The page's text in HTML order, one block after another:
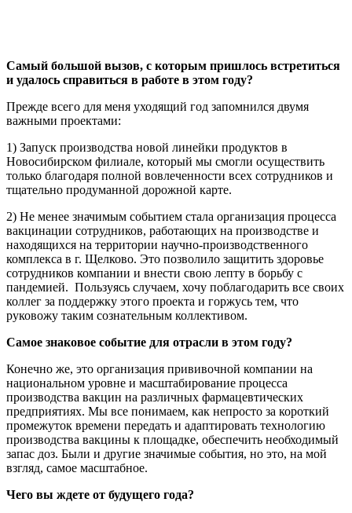
Самый большой вызов, с которым пришлось встретиться
и удалось справиться в работе в этом году?
Прежде всего для меня уходящий год запомнился двумя
важными проектами:
1) Запуск производства новой линейки продуктов в
Новосибирском филиале, который мы смогли осуществить
только благодаря полной вовлеченности всех сотрудников и
тщательно продуманной дорожной карте.
2) Не менее значимым событием стала организация процесса
вакцинации сотрудников, работающих на производстве и
находящихся на территории научно-производственного
комплекса в г. Щелково. Это позволило защитить здоровье
сотрудников компании и внести свою лепту в борьбу с
пандемией. Пользуясь случаем, хочу поблагодарить все своих
коллег за поддержку этого проекта и горжусь тем, что
руковожу таким сознательным коллективом.
Самое знаковое событие для отрасли в этом году?
Конечно же, это организация прививочной компании на
национальном уровне и масштабирование процесса
производства вакцин на различных фармацевтических
предприятиях. Мы все понимаем, как непросто за короткий
промежуток времени передать и адаптировать технологию
производства вакцины к площадке, обеспечить необходимый
запас доз. Были и другие значимые события, но это, на мой
взгляд, самое масштабное.
Чего вы ждете от будущего года?